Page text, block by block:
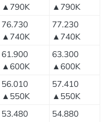
▲790K
▲790K
76.730
▲740K
77.230
▲740K
61.900
▲600K
63.300
▲600K
56.010
▲550K
57.410
▲550K
53.480
54.880